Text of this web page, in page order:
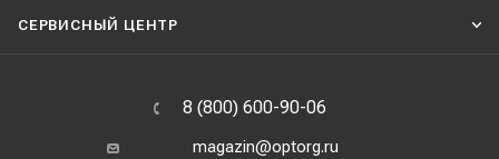
СЕРВИСНЫЙ ЦЕНТР
8 (800) 600-90-06
magazin@optorg.ru